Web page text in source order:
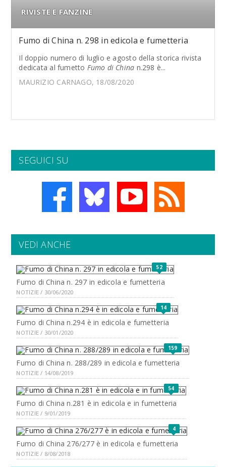
RIVISTE E FANZINE
Fumo di China n. 298 in edicola e fumetteria
Il doppio numero di luglio e agosto della storica rivista
dedicata al fumetto Fumo di China n.298 è...
MAURIZIO CARNAGO, 18/08/2020
SEGUICI SU
VEDI ANCHE
52
Fumo di China n. 297 in edicola e fumetteria
NOTIZIE / 30/06/2020
14
Fumo di China n.294 è in edicola e fumetteria
NOTIZIE / 30/01/2020
159
Fumo di China n. 288/289 in edicola e fumetteria
NOTIZIE / 14/08/2019
54
Fumo di China n.281 è in edicola e in fumetteria
NOTIZIE / 9/01/2019
4
Fumo di China 276/277 è in edicola e fumetteria
NOTIZIE / 8/08/2018